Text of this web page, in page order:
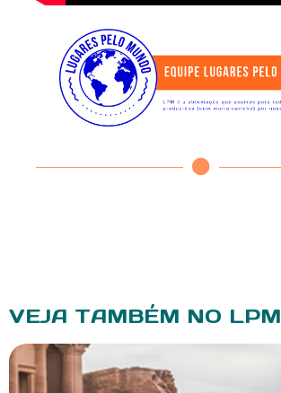
VEJA TAMBÉM NO LPM